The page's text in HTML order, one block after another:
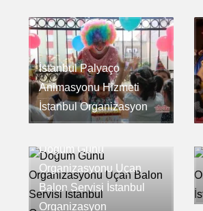
İstanbul Palyaço
Animasyonu Hizmeti
İstanbul Organizasyon
Doğum Günü
Organizasyonu Uçan
Balon Servisi İstanbul
Organizasyon